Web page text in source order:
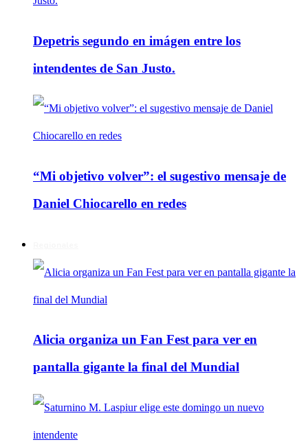
Depetris segundo en imágen entre los
intendentes de San Justo.
“Mi objetivo volver”: el sugestivo mensaje de
Daniel Chiocarello en redes
Alicia organiza un Fan Fest para ver en
pantalla gigante la final del Mundial